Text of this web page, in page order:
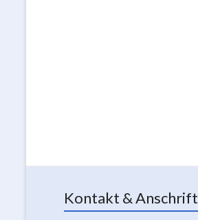
Kontakt & Anschrift